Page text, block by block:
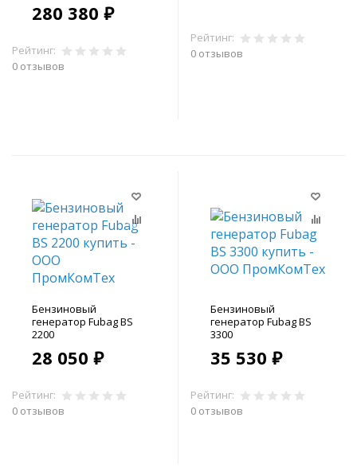
280 380 ₽
Рейтинг:
0 отзывов
Рейтинг:
0 отзывов
Бензиновый
генератор Fubag BS
2200
28 050 ₽
Рейтинг:
0 отзывов
Бензиновый
генератор Fubag BS
3300
35 530 ₽
Рейтинг:
0 отзывов